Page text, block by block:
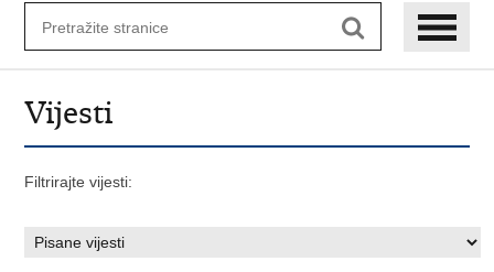
Vijesti
Filtrirajte vijesti: